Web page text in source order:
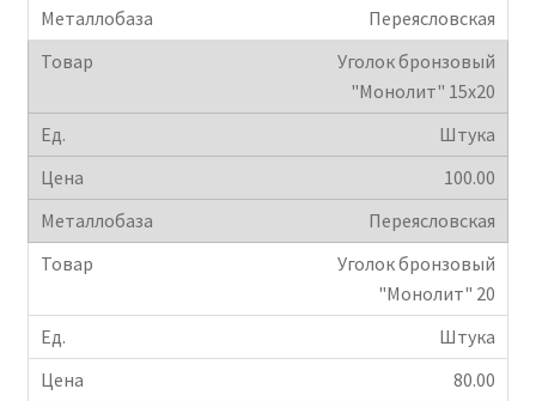
Переясловская
Уголок бронзовый
"Монолит" 15х20
Штука
100.00
Переясловская
Уголок бронзовый
"Монолит" 20
Штука
80.00